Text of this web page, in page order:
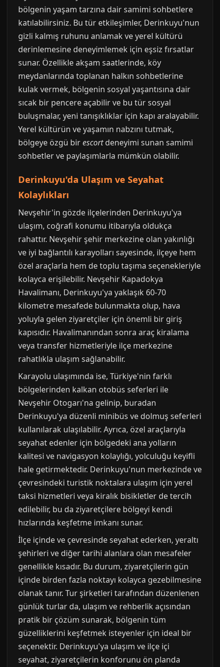
bölgenin yaşam tarzına dair samimi sohbetlere
katılabilirsiniz. Bu tür etkileşimler, Derinkuyu'nun
gizli kalmış ruhunu anlamak ve yerel kültürü
derinlemesine deneyimlemek için eşsiz fırsatlar
sunar. Özellikle akşam saatlerinde, köy
meydanlarında toplanan halkın sohbetlerine
kulak vermek, bölgenin sosyal yaşantısına dair
sıcak bir pencere açabilir ve bu tür sosyal
buluşmalar, yeni tanışıklıklar için kapı aralayabilir.
Yerel kültürün ve yaşamın nabzını tutmak,
bölgeye özgü birescortdeneyimi sunan samimi
sohbetler ve paylaşımlarla mümkün olabilir.
Derinkuyu'da Ulaşım ve Seyahat
Kolaylıkları
Nevşehir'in gözde ilçelerinden Derinkuyu'ya
ulaşım, coğrafi konumu itibarıyla oldukça
rahattır. Nevşehir şehir merkezine olan yakınlığı
ve iyi bağlantılı karayolları sayesinde, ilçeye hem
özel araçlarla hem de toplu taşıma seçenekleriyle
kolayca erişilebilir. Nevşehir Kapadokya
Havalimanı, Derinkuyu'ya yaklaşık 60-70
kilometre mesafede bulunmakta olup, hava
yoluyla gelen ziyaretçiler için önemli bir giriş
kapısıdır. Havalimanından sonra araç kiralama
veya transfer hizmetleriyle ilçe merkezine
rahatlıkla ulaşım sağlanabilir.
Karayolu ulaşımında ise, Türkiye'nin farklı
bölgelerinden kalkan otobüs seferleri ile
Nevşehir Otogarı'na gelinip, buradan
Derinkuyu'ya düzenli minibüs ve dolmuş seferleri
kullanılarak ulaşılabilir. Ayrıca, özel araçlarıyla
seyahat edenler için bölgedeki ana yolların
kalitesi ve navigasyon kolaylığı, yolculuğu keyifli
hale getirmektedir. Derinkuyu'nun merkezinde ve
çevresindeki turistik noktalara ulaşım için yerel
taksi hizmetleri veya kiralık bisikletler de tercih
edilebilir, bu da ziyaretçilere bölgeyi kendi
hızlarında keşfetme imkanı sunar.
İlçe içinde ve çevresinde seyahat ederken, yeraltı
şehirleri ve diğer tarihi alanlara olan mesafeler
genellikle kısadır. Bu durum, ziyaretçilerin gün
içinde birden fazla noktayı kolayca gezebilmesine
olanak tanır. Tur şirketleri tarafından düzenlenen
günlük turlar da, ulaşım ve rehberlik açısından
pratik bir çözüm sunarak, bölgenin tüm
güzelliklerini keşfetmek isteyenler için ideal bir
seçenektir. Derinkuyu'ya ulaşım ve ilçe içi
seyahat, ziyaretçilerin konforunu ön planda